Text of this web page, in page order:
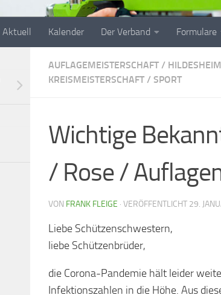
Aktuell Kalender Der Verband Formulare
AUFLAGEMEISTERSCHAFT /
KREISMEISTERSCHAFT / SPORT
Wichtige
/ Rose /
VON FRANK FLEIGE · VERÖFFENTLICHT 29.
Liebe Schützenschwestern,
liebe Schützenbrüder,
die Corona-Pandemie hält leider
Infektionszahlen in die Höhe. Aus